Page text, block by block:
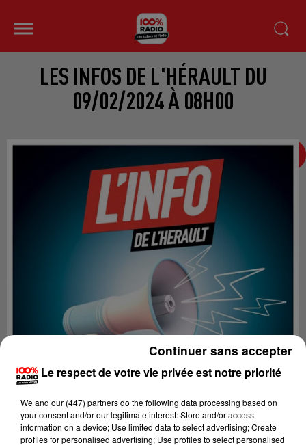
LES INFOS DE L'HÉRAULT DU
09/02/2024 À 08H00
Le respect de votre vie privée est notre priorité
We and our (447) partnersdo the following data processing based on
your consent and/or our legitimate interest: Store and/or access
information on a device; Use limited data to select advertising; Create
profiles for personalised advertising; Use profiles to select personalised
Continuer sans accepter